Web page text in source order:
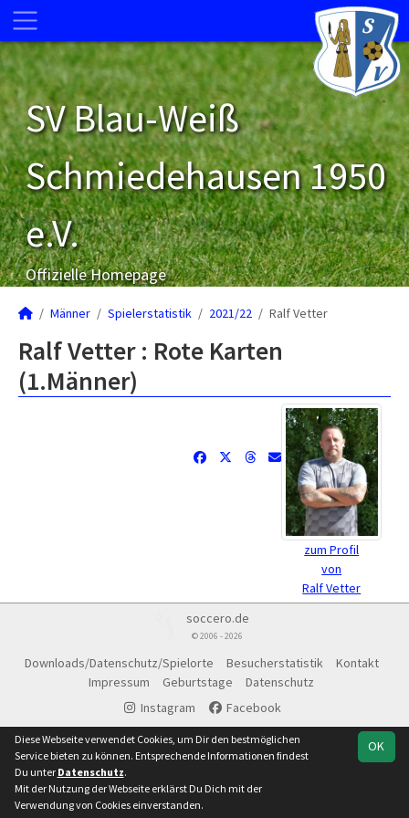
SV Blau-Weiß
Schmiedehausen 1950
e.V.
Offizielle Homepage
Männer Spielerstatistik 2021/22 Ralf Vetter
Ralf Vetter : Rote Karten
(1.Männer)
zum Profil
von
Ralf Vetter
soccero.de
© 2006 - 2026
Downloads/Datenschutz/Spielorte Besucherstatistik
Kontakt
Impressum
Geburtstage
Datenschutz
Instagram
Facebook
OK
Diese Webseite verwendet Cookies, um Dir den bestmöglichen
Service bieten zu können. Entsprechende Informationen findest
Du unter Datenschutz.
Mit der Nutzung der Webseite erklärst Du Dich mit der
Verwendung von Cookies einverstanden.